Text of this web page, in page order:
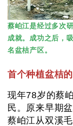
蔡岶江是经过多次
成就。成功之后，
名盆桔产区。
首个种植盆桔
现年78岁的蔡
民。原来早期
蔡岶江从双溪